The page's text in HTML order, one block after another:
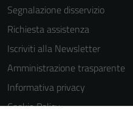
Segnalazione disservizio
Richiesta assistenza
Iscriviti alla Newsletter
Amministrazione trasparente
Informativa privacy
Cookie Policy